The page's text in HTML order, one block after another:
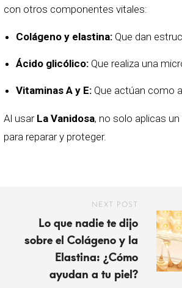
con otros componentes vitales:
Colágeno y elastina:Que dan
Ácido glicólico:Que realiza una
Vitaminas A y E:Que actúan como
Al usar La Vanidosa, no solo aplicas
para reparar y proteger.
NEXT POST
Lo que nadie te dijo
sobre el Colágeno y la
Elastina: ¿Cómo
ayudan a tu piel?